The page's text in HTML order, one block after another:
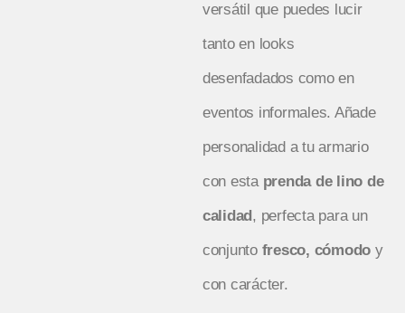
versátil que puedes lucir
tanto en looks
desenfadados como en
eventos informales. Añade
personalidad a tu armario
con esta prenda de lino de
calidad , perfecta para un
conjunto fresco, cómodo y
con carácter.